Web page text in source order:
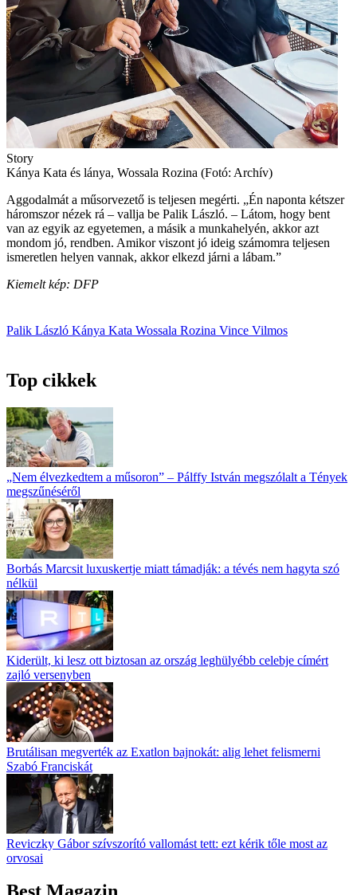
Story
Kánya Kata és lánya, Wossala Rozina (Fotó: Archív)
Aggodalmát a műsorvezető is teljesen megérti. „Én naponta kétszer
háromszor nézek rá – vallja be Palik László. – Látom, hogy bent
van az egyik az egyetemen, a másik a munkahelyén, akkor azt
mondom jó, rendben. Amikor viszont jó ideig számomra teljesen
ismeretlen helyen vannak, akkor elkezd járni a lábam.”
Kiemelt kép: DFP
Palik László Kánya Kata Wossala Rozina Vince Vilmos
Top cikkek
„Nem élvezkedtem a műsoron” – Pálffy István megszólalt a Tények
megszűnéséről
Borbás Marcsit luxuskertje miatt támadják: a tévés nem hagyta szó
nélkül
Kiderült, ki lesz ott biztosan az ország leghülyébb celebje címért
zajló versenyben
Brutálisan megverték az Exatlon bajnokát: alig lehet felismerni
Szabó Franciskát
Reviczky Gábor szívszorító vallomást tett: ezt kérik tőle most az
orvosai